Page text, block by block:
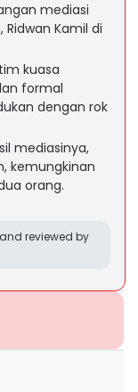
mediasi
Kamil di
kuasa
formal
dengan rok
mediasinya,
kemungkinan
orang.
reviewed by